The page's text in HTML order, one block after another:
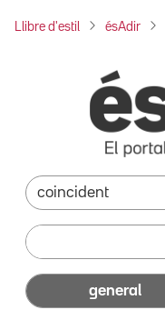
Llibre d'estil ésAdir
general